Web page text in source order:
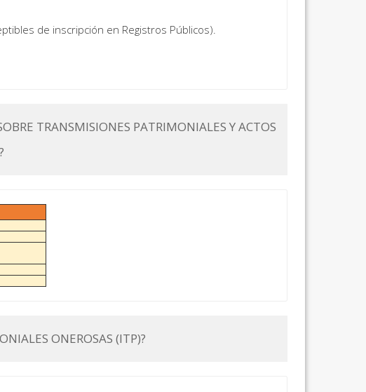
de inscripción en Registros Públicos).
TRANSMISIONES PATRIMONIALES Y ACTOS
ONEROSAS (ITP)?